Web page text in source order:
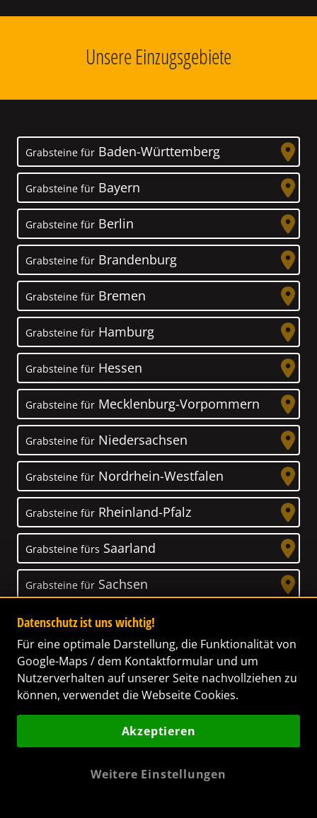
Unsere Einzugsgebiete
Grabsteine für Baden-Württemberg
Grabsteine für Bayern
Grabsteine für Berlin
Grabsteine für Brandenburg
Grabsteine für Bremen
Grabsteine für Hamburg
Grabsteine für Hessen
Grabsteine für Mecklenburg-Vorpommern
Grabsteine für Niedersachsen
Grabsteine für Nordrhein-Westfalen
Grabsteine für Rheinland-Pfalz
Grabsteine fürs Saarland
Grabsteine für Sachsen
Grabsteine für Sachsen-Anhalt
Grabsteine für Schleswig-Holstein
Grabsteine fürThüringen
Datenschutz ist uns wichtig!
Für eine optimale Darstellung, die Funktionalität von
Google-Maps / dem Kontaktformular und um
Nutzerverhalten auf unserer Seite nachvollziehen zu
können, verwendet die Webseite Cookies.
Akzeptieren
Weitere Einstellungen